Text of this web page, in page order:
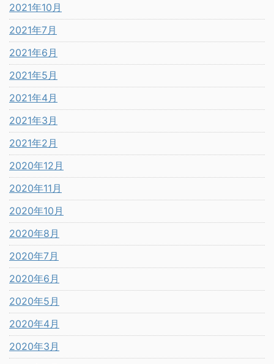
2021年10月
2021年7月
2021年6月
2021年5月
2021年4月
2021年3月
2021年2月
2020年12月
2020年11月
2020年10月
2020年8月
2020年7月
2020年6月
2020年5月
2020年4月
2020年3月